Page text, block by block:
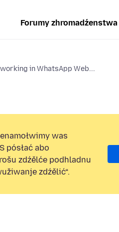
Forumy zhromadźenstwa
in WhatsApp Web...
was
pósłać abo
zdźělće podhladnu
zdźělić“.